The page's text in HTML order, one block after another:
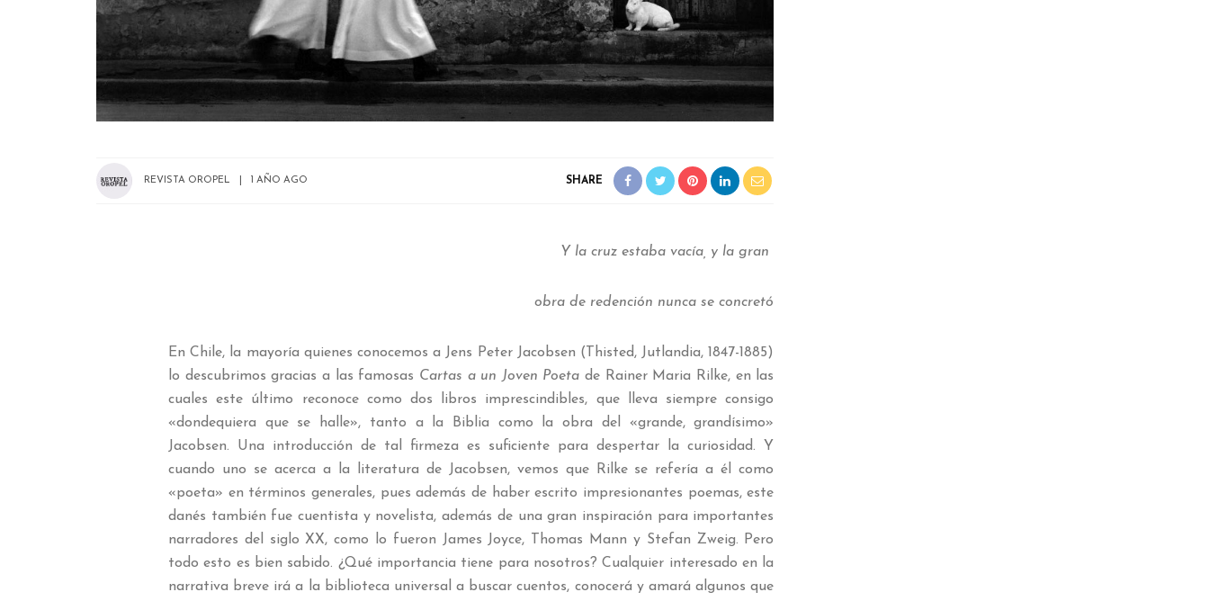
REVISTA OROPEL 1 AÑO AGO SHARE
Y la cruz estaba vacía, y la gran
obra de redención nunca se concretó
En Chile, la mayoría quienes conocemos a Jens Peter Jacobsen (Thisted, Jutlandia, 1847-1885)
lo descubrimos gracias a las famosas Cartas a un Joven Poetade Rainer Maria Rilke, en las
cuales este último reconoce como dos libros imprescindibles, que lleva siempre consigo
«dondequiera que se halle», tanto a la Biblia como la obra del «grande, grandísimo»
Jacobsen. Una introducción de tal firmeza es suficiente para despertar la curiosidad. Y
cuando uno se acerca a la literatura de Jacobsen, vemos que Rilke se refería a él como
«poeta» en términos generales, pues además de haber escrito impresionantes poemas, este
danés también fue cuentista y novelista, además de una gran inspiración para importantes
narradores del siglo XX, como lo fueron James Joyce, Thomas Mann y Stefan Zweig. Pero
todo esto es bien sabido. ¿Qué importancia tiene para nosotros? Cualquier interesado en la
narrativa breve irá a la biblioteca universal a buscar cuentos, conocerá y amará algunos que